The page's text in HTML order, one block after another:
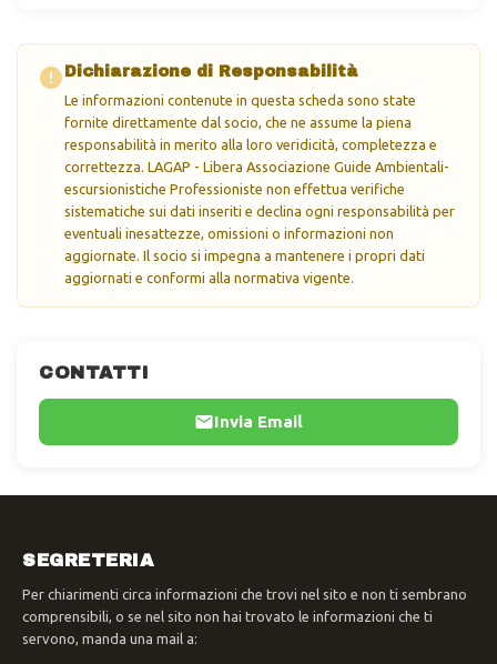
CONTATTI
Invia Email
Dichiarazione di Responsabilità
Le informazioni contenute in questa scheda sono state
fornite direttamente dal socio, che ne assume la piena
responsabilità in merito alla loro veridicità, completezza e
correttezza. LAGAP - Libera Associazione Guide Ambientali-
escursionistiche Professioniste non effettua verifiche
sistematiche sui dati inseriti e declina ogni responsabilità per
eventuali inesattezze, omissioni o informazioni non
aggiornate. Il socio si impegna a mantenere i propri dati
aggiornati e conformi alla normativa vigente.
SEGRETERIA
Per chiarimenti circa informazioni che trovi nel sito e non ti sembrano
comprensibili, o se nel sito non hai trovato le informazioni che ti
servono, manda una mail a: